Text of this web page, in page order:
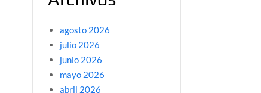
agosto 2026
julio 2026
junio 2026
mayo 2026
abril 2026